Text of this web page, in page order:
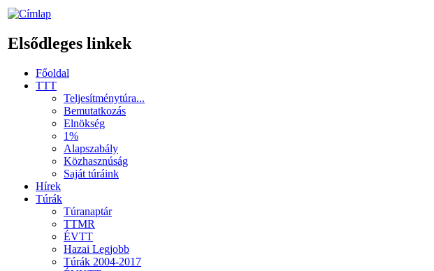
Elsődleges linkek
Főoldal
TTT
Teljesítménytúra...
Bemutatkozás
Elnökség
1%
Alapszabály
Közhasznúság
Saját túráink
Hírek
Túrák
Túranaptár
TTMR
ÉVTT
Hazai Legjobb
Túrák 2004-2017